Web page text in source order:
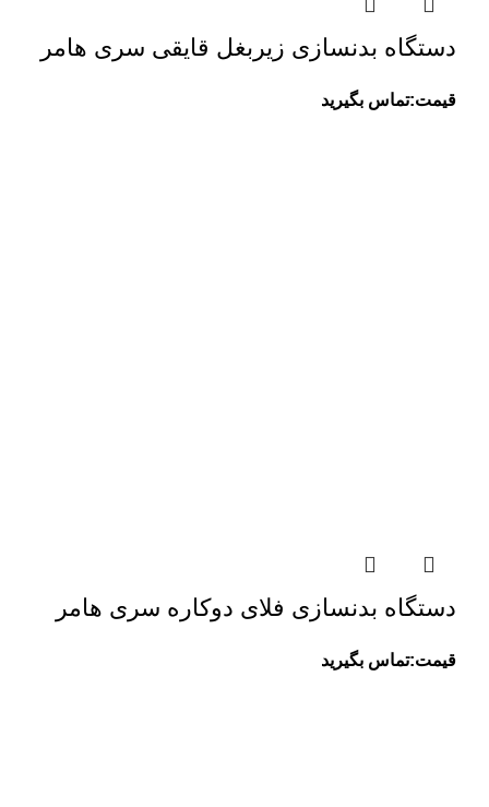
دستگاه بدنسازی زیربغل قایقی سری هامر
قیمت:تماس بگیرید
دستگاه بدنسازی فلای دوکاره سری هامر
قیمت:تماس بگیرید